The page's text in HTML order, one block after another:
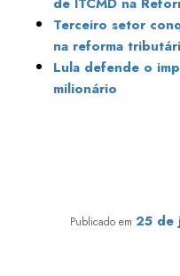
Terceiro setor
na reforma
Lula defende o
milionário
Publicado em 25 de